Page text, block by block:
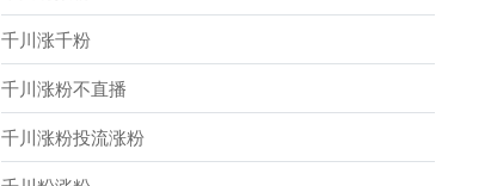
千川涨千粉
千川涨粉不直播
千川涨粉投流涨粉